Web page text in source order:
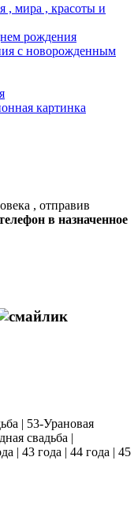
, мира , красоты и
рождения
с новорожденным
картинка
, отправив
в назначенное
| 53-Урановая
свадьба |
| 43 года | 44 года | 45